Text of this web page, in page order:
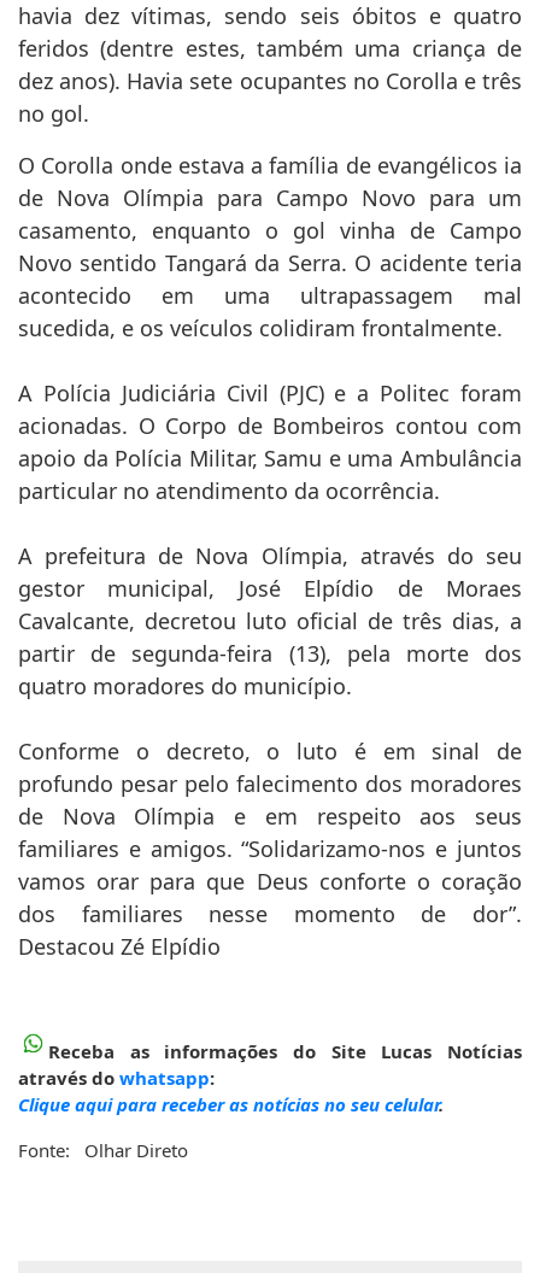
havia dez vítimas, sendo seis óbitos e quatro
feridos (dentre estes, também uma criança de
dez anos). Havia sete ocupantes no Corolla e três
no gol.
O Corolla onde estava a família de evangélicos ia
de Nova Olímpia para Campo Novo para um
casamento, enquanto o gol vinha de Campo
Novo sentido Tangará da Serra. O acidente teria
acontecido em uma ultrapassagem mal
sucedida, e os veículos colidiram frontalmente.
A Polícia Judiciária Civil (PJC) e a Politec foram
acionadas. O Corpo de Bombeiros contou com
apoio da Polícia Militar, Samu e uma Ambulância
particular no atendimento da ocorrência.
A prefeitura de Nova Olímpia, através do seu
gestor municipal, José Elpídio de Moraes
Cavalcante, decretou luto oficial de três dias, a
partir de segunda-feira (13), pela morte dos
quatro moradores do município.
Conforme o decreto, o luto é em sinal de
profundo pesar pelo falecimento dos moradores
de Nova Olímpia e em respeito aos seus
familiares e amigos. “Solidarizamo-nos e juntos
vamos orar para que Deus conforte o coração
dos familiares nesse momento de dor”.
Destacou Zé Elpídio
Receba as informações do Site Lucas Notícias
através do whatsapp:
Clique aqui para receber as notícias no seu celular.
Fonte: Olhar Direto